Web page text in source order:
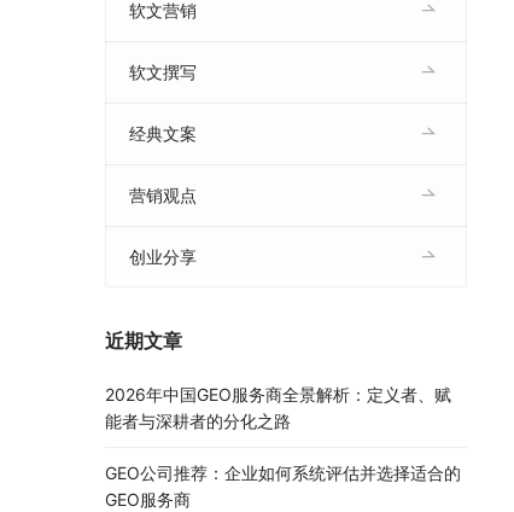
软文营销
软文撰写
经典文案
营销观点
创业分享
近期文章
2026年中国GEO服务商全景解析：定义者、赋
能者与深耕者的分化之路
GEO公司推荐：企业如何系统评估并选择适合的
GEO服务商